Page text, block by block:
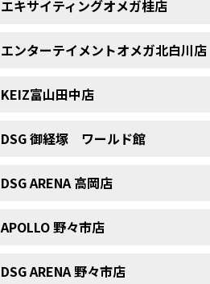
エキサイティングオメガ桂店
エンターテイメントオメガ北白川店
KEIZ富山田中店
DSG 御経塚 ワールド館
DSG ARENA 高岡店
APOLLO 野々市店
DSG ARENA 野々市店